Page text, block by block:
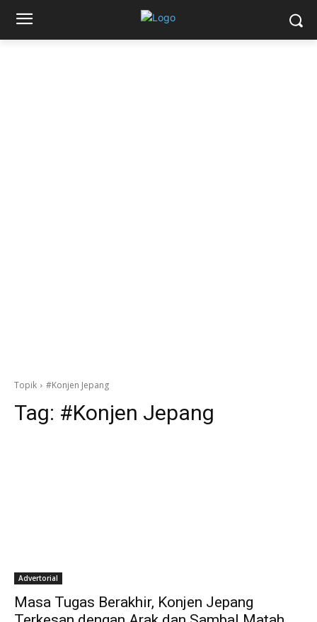
Topik #Konjen Jepang
Tag: #Konjen Jepang
Advertorial
Masa Tugas Berakhir, Konjen Jepang